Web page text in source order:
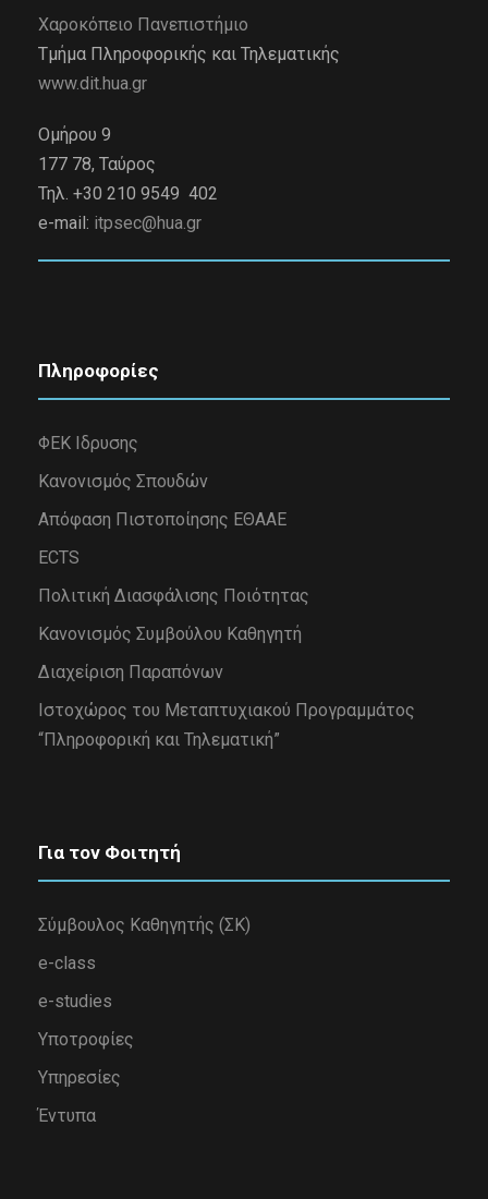
Χαροκόπειο Πανεπιστήμιο
Τμήμα Πληροφορικής και Τηλεματικής
www.dit.hua.gr
Ομήρου 9
177 78, Ταύρος
Τηλ. +30 210 9549 402
e-mail: itpsec@hua.gr
Πληροφορίες
ΦΕΚ Ιδρυσης
Κανονισμός Σπουδών
Απόφαση Πιστοποίησης ΕΘΑΑΕ
ECTS
Πολιτική Διασφάλισης Ποιότητας
Κανονισμός Συμβούλου Καθηγητή
Διαχείριση Παραπόνων
Iστοχώρος του Μεταπτυχιακού Προγραμμάτος
“Πληροφορική και Τηλεματική”
Για τον Φοιτητή
Σύμβουλος Καθηγητής (ΣΚ)
e-class
e-studies
Υποτροφίες
Υπηρεσίες
Έντυπα